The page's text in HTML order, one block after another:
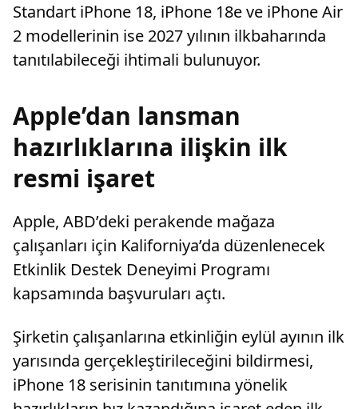
Standart iPhone 18, iPhone 18e ve iPhone Air
2 modellerinin ise 2027 yılının ilkbaharında
tanıtılabileceği ihtimali bulunuyor.
Apple’dan lansman
hazırlıklarına ilişkin ilk
resmi işaret
Apple, ABD’deki perakende mağaza
çalışanları için Kaliforniya’da düzenlenecek
Etkinlik Destek Deneyimi Programı
kapsamında başvuruları açtı.
Şirketin çalışanlarına etkinliğin eylül ayının ilk
yarısında gerçekleştirileceğini bildirmesi,
iPhone 18 serisinin tanıtımına yönelik